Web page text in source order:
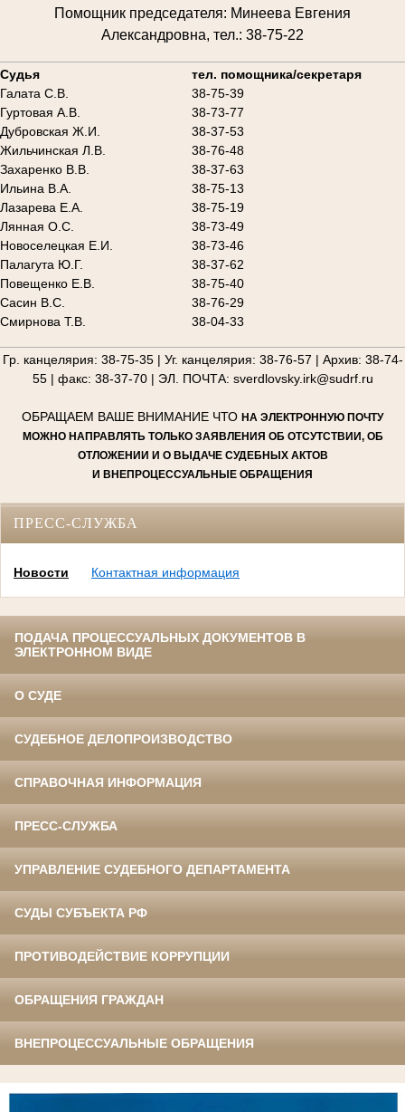
Помощник председателя: Минеева Евгения
Александровна, тел.: 38-75-22
Судья
тел. помощника/секретаря
Галата С.В.
38-75-39
Гуртовая А.В.
38-73-77
Дубровская Ж.И.
38-37-53
Жильчинская Л.В.
38-76-48
Захаренко В.В.
38-37-63
Ильина В.А.
38-75-13
Лазарева Е.А.
38-75-19
Лянная О.С.
38-73-49
Новоселецкая Е.И.
38-73-46
Палагута Ю.Г.
38-37-62
Повещенко Е.В.
38-75-40
Сасин В.С.
38-76-29
Смирнова Т.В.
38-04-33
Гр. канцелярия: 38-75-35 | Уг. канцелярия: 38-76-57 | Архив: 38-74-
55 | факс: 38-37-70 | ЭЛ. ПОЧТА: sverdlovsky.irk@sudrf.ru
ОБРАЩАЕМ ВАШЕ ВНИМАНИЕ ЧТО НА ЭЛЕКТРОННУЮ ПОЧТУ
МОЖНО НАПРАВЛЯТЬ ТОЛЬКО ЗАЯВЛЕНИЯ ОБ ОТСУТСТВИИ, ОБ
ОТЛОЖЕНИИ И О ВЫДАЧЕ СУДЕБНЫХ АКТОВ
И ВНЕПРОЦЕССУАЛЬНЫЕ ОБРАЩЕНИЯ
ПРЕСС-СЛУЖБА
Новости Контактная информация
ПОДАЧА ПРОЦЕССУАЛЬНЫХ ДОКУМЕНТОВ В
ЭЛЕКТРОННОМ ВИДЕ
О СУДЕ
СУДЕБНОЕ ДЕЛОПРОИЗВОДСТВО
СПРАВОЧНАЯ ИНФОРМАЦИЯ
ПРЕСС-СЛУЖБА
УПРАВЛЕНИЕ СУДЕБНОГО ДЕПАРТАМЕНТА
СУДЫ СУБЪЕКТА РФ
ПРОТИВОДЕЙСТВИЕ КОРРУПЦИИ
ОБРАЩЕНИЯ ГРАЖДАН
ВНЕПРОЦЕССУАЛЬНЫЕ ОБРАЩЕНИЯ